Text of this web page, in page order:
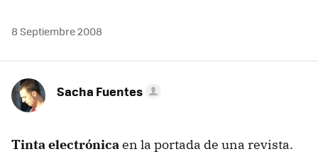
8 Septiembre 2008
Sacha Fuentes
Tinta electrónicaen la portada de una revista.